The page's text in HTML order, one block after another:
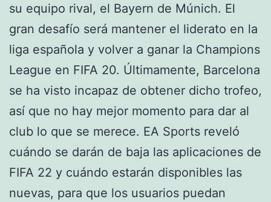
su equipo rival, el Bayern de Múnich. El
gran desafío será mantener el liderato en la
liga española y volver a ganar la Champions
League en FIFA 20. Últimamente, Barcelona
se ha visto incapaz de obtener dicho trofeo,
así que no hay mejor momento para dar al
club lo que se merece. EA Sports reveló
cuándo se darán de baja las aplicaciones de
FIFA 22 y cuándo estarán disponibles las
nuevas, para que los usuarios puedan